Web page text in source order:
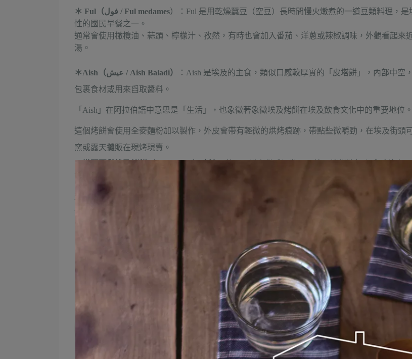
＊ Ful（فول / Ful medames）： Ful 是用乾燥蠶豆（空豆）長時間慢火燉煮的一道豆類料理，是
性的國民早餐之一。
通常會使用橄欖油、蒜頭、檸檬汁、孜然，有時也會加入番茄、洋蔥或辣椒調味，外觀看起來
湯。
＊Aish（عيش / Aish Baladi） ： Aish 是埃及的主食，類似口感較厚實的「皮塔餅」，內部中空
包裹食材或用來舀取醬料。
「Aish」在阿拉伯語中意思是「生活」，也象徵著象徵埃及烤餅在埃及飲食文化中的重要地位。
這個烤餅會使用全麥麵粉加以製作，外皮會帶有輕微的烘烤痕跡，帶點些微嚼勁，在埃及街頭
窯或露天攤販在現烤現賣。
餐中最常見、熟悉，也是最受大家喜愛的組合。
這樣的吃法由於不需使用餐具，用右手指尖即可進食，也符合埃及當地的文化習慣。